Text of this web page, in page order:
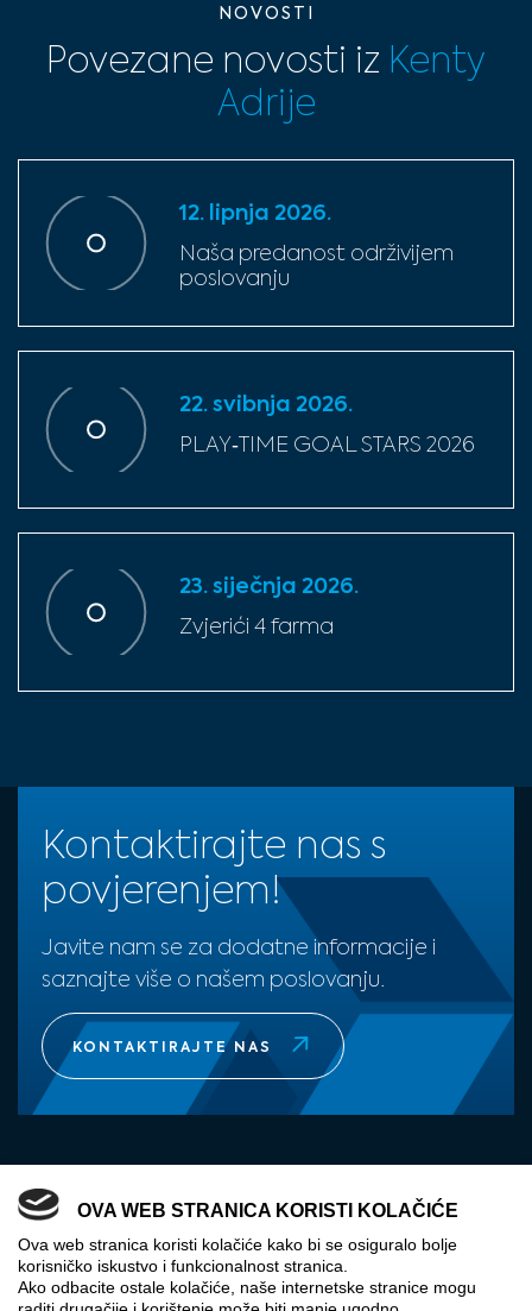
OVA WEB STRANICA KORISTI KOLAČIĆE
Ova web stranica koristi kolačiće kako bi se osiguralo bolje
korisničko iskustvo i funkcionalnost stranica.
Ako odbacite ostale kolačiće, naše internetske stranice mogu
NOVOSTI
Povezane novosti iz Kenty
Adrije
12. lipnja 2026.
Naša predanost održivijem
poslovanju
22. svibnja 2026.
PLAY‑TIME GOAL STARS 2026
23. siječnja 2026.
Zvjerići 4 farma
Kontaktirajte nas s
povjerenjem!
Javite nam se za dodatne informacije i
saznajte više o našem poslovanju.
KONTAKTIRAJTE NAS